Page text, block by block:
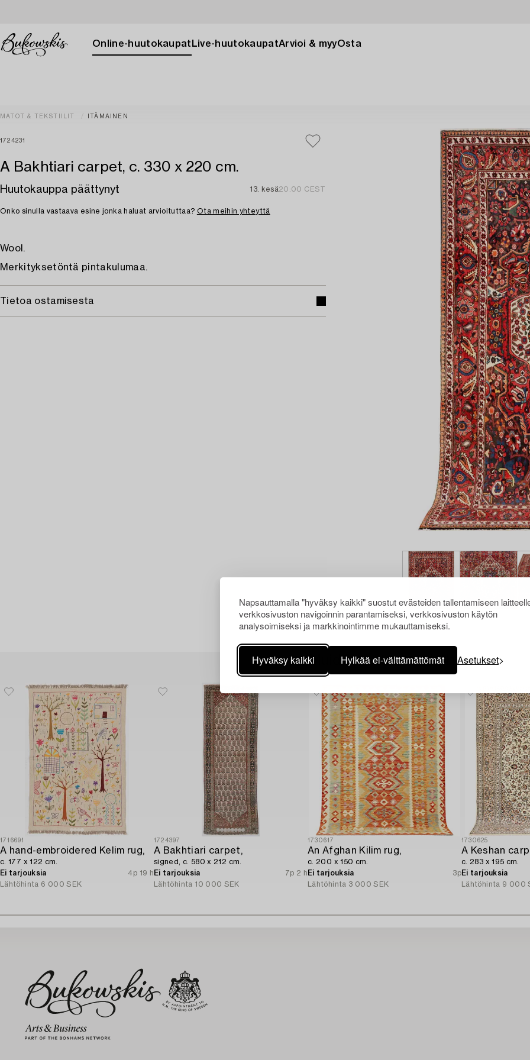
Napsauttamalla "hyväksy kaikki" suostut evästeiden tallentamiseen
verkkosivuston navigoinnin parantamiseksi, verkkosivuston käytön
analysoimiseksi ja markkinointimme mukauttamiseksi.
Hyväksy kaikki Hylkää ei-välttämättömät Asetukset
Online-huutokaupat Live-huutokaupatArvioi & myyOsta
MATOT & TEKSTIILIT ITÄMAINEN
1724231
A Bakhtiari carpet, c. 330 x 220 cm.
Huutokauppa päättynyt 13. kesä20:00 CEST
Onko sinulla vastaava esine jonka haluat arvioituttaa? Ota meihin yhteyttä
Wool.
Merkityksetöntä pintakulumaa.
Tietoa ostamisesta
Muiden katsomia kohteita
1716691
A hand-embroidered Kelim rug,
c. 177 x 122 cm.
Ei tarjouksia
4p 19 h
Lähtöhinta 6 000 SEK
1724397
A Bakhtiari carpet,
signed, c. 580 x 212 cm.
Ei tarjouksia
7p 2 h
Lähtöhinta 10 000 SEK
1730617
An Afghan Kilim rug,
c. 200 x 150 cm.
Ei tarjouksia
3p
Lähtöhinta 3 000 SEK
1730625
A Keshan
c. 283 x 195 cm.
Ei tarjouksia
Lähtöhinta 9 000